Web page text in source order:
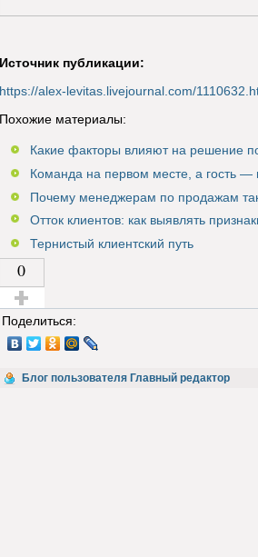
Источник публикации:
https://alex-levitas.livejournal.com/
Похожие материалы:
Какие факторы влияют на решение
Команда на первом месте, а гость —
Почему менеджерам по продажам
Отток клиентов: как выявлять
Тернистый клиентский путь
0
Голос за!
Поделиться:
Блог пользователя Главный редактор